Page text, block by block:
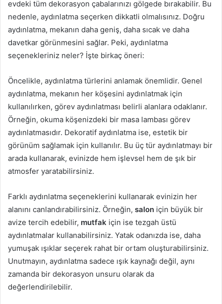
evdeki tüm dekorasyon çabalarınızı gölgede bırakabilir. Bu
nedenle, aydınlatma seçerken dikkatli olmalısınız. Doğru
aydınlatma, mekanın daha geniş, daha sıcak ve daha
davetkar görünmesini sağlar. Peki, aydınlatma
seçenekleriniz neler? İşte birkaç öneri:
Öncelikle, aydınlatma türlerini anlamak önemlidir. Genel
aydınlatma, mekanın her köşesini aydınlatmak için
kullanılırken, görev aydınlatması belirli alanlara odaklanır.
Örneğin, okuma köşenizdeki bir masa lambası görev
aydınlatmasıdır. Dekoratif aydınlatma ise, estetik bir
görünüm sağlamak için kullanılır. Bu üç tür aydınlatmayı bir
arada kullanarak, evinizde hem işlevsel hem de şık bir
atmosfer yaratabilirsiniz.
Farklı aydınlatma seçeneklerini kullanarak evinizin her
alanını canlandırabilirsiniz. Örneğin, salon için büyük bir
avize tercih edebilir, mutfak için ise tezgah üstü
aydınlatmalar kullanabilirsiniz. Yatak odanızda ise, daha
yumuşak ışıklar seçerek rahat bir ortam oluşturabilirsiniz.
Unutmayın, aydınlatma sadece ışık kaynağı değil, aynı
zamanda bir dekorasyon unsuru olarak da
değerlendirilebilir.